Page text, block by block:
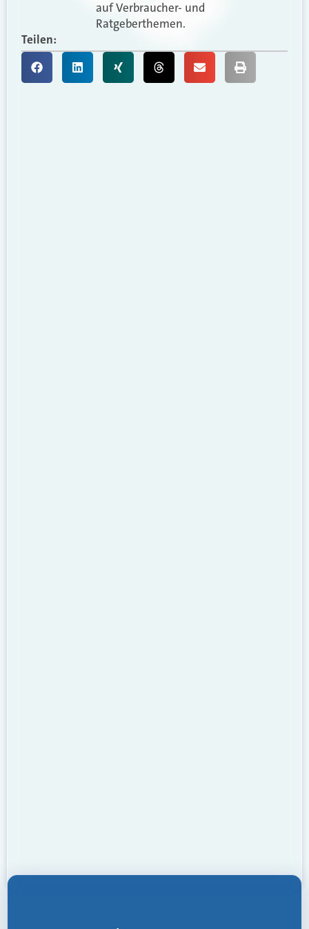
auf Verbraucher- und
Ratgeberthemen.
Teilen: